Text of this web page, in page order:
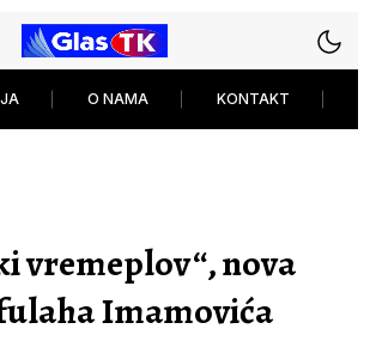
O NAMA KONTAKT
vremeplov“, nova
Imamovića